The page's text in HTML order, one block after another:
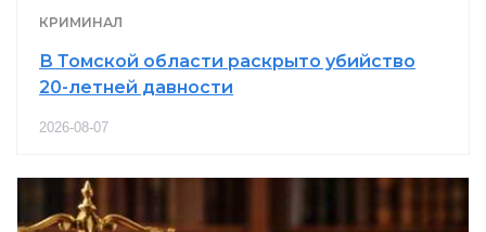
КРИМИНАЛ
В Томской области раскрыто убийство
20-летней давности
2026-08-07